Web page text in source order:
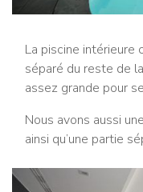
La piscine intérieure
séparé du reste de
assez grande pour
Nous avons aussi
ainsi qu’une partie